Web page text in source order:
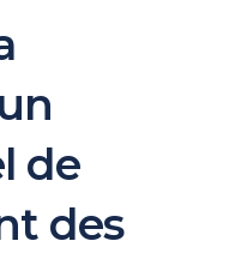
de
des